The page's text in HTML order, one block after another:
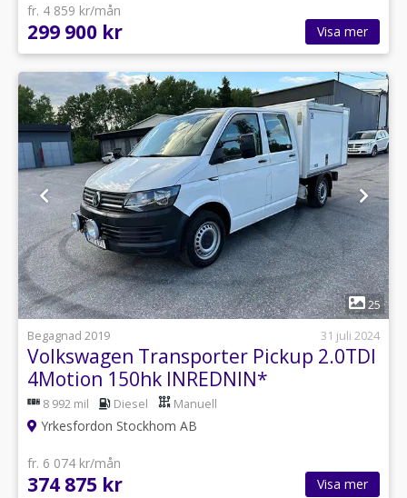
fr. 4 859 kr/mån
299 900 kr Visa mer
1
25
Begagnad 2019
31 juli 2024
Volkswagen Transporter Pickup 2.0TDI
4Motion 150hk INREDNIN*
8 992 mil Diesel Manuell
Yrkesfordon Stockhom AB
fr. 6 074 kr/mån
374 875 kr Visa mer